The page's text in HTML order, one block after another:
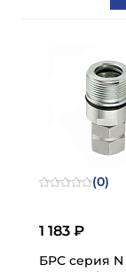
(0)
1 183 ₽
БРС серия N